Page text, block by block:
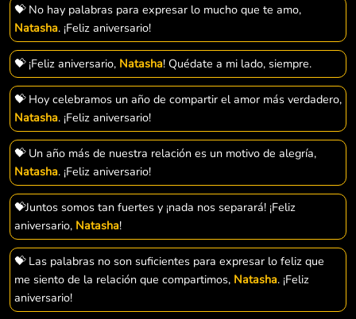
💝 No hay palabras para expresar lo mucho que te amo,
Natasha. ¡Feliz aniversario!
💝 ¡Feliz aniversario, Natasha! Quédate a mi lado, siempre.
💝 Hoy celebramos un año de compartir el amor más verdadero,
Natasha. ¡Feliz aniversario!
💝 Un año más de nuestra relación es un motivo de alegría,
Natasha. ¡Feliz aniversario!
💝Juntos somos tan fuertes y ¡nada nos separará! ¡Feliz
aniversario, Natasha!
💝 Las palabras no son suficientes para expresar lo feliz que
me siento de la relación que compartimos, Natasha. ¡Feliz
aniversario!